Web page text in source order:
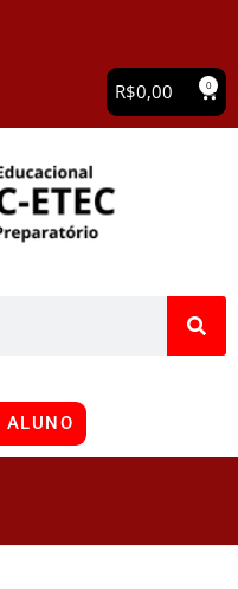
R$0,00 0
ALUNO